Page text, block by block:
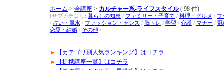
ホーム > 全講座 > カルチャー系-ライフスタイル( 98 件)
[サブカテゴリ: 暮らしの知恵 / ファミリー・子育て / 料理・グルメ / フ
/ 占い・風水 / ファッション・センス / 脳トレ / 学習 / 介護 / マナー / 冠
恋愛・結婚 / その他 / ]
【カテゴリ別人気ランキング】はコチラ
【提携講座一覧】はコチラ